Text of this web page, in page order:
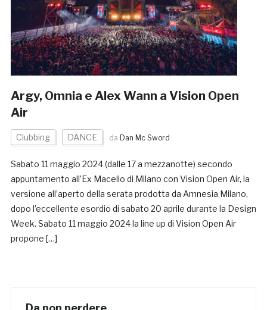
Argy, Omnia e Alex Wann a Vision Open
Air
Clubbing DANCE da Dan Mc Sword
Sabato 11 maggio 2024 (dalle 17 a mezzanotte) secondo
appuntamento all’Ex Macello di Milano con Vision Open Air, la
versione all’aperto della serata prodotta da Amnesia Milano,
dopo l’eccellente esordio di sabato 20 aprile durante la Design
Week. Sabato 11 maggio 2024 la line up di Vision Open Air
propone […]